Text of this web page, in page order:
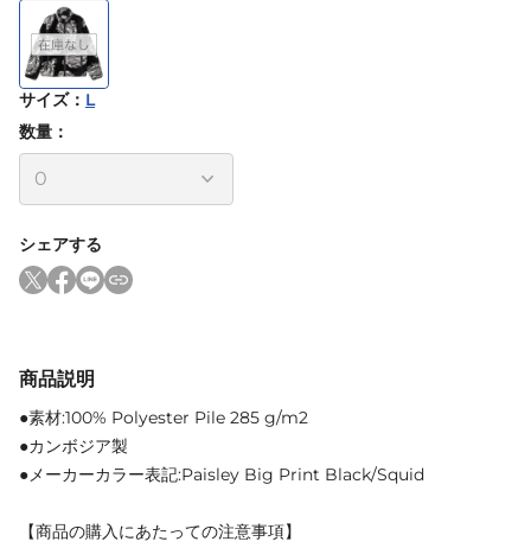
サイズ： L
数量：
シェアする
商品説明
●素材:100% Polyester Pile 285 g/m2
●カンボジア製
●メーカーカラー表記:Paisley Big Print Black/Squid
【商品の購入にあたっての注意事項】